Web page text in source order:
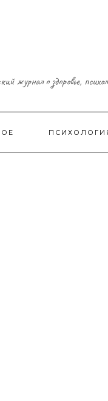
журнал о здоровье,